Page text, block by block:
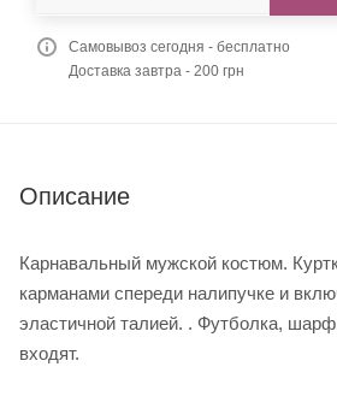
Самовывоз сегодня - бесплатно
Доставка завтра - 200 грн
Описание
Карнавальный мужской костюм.
карманами спереди налипучке и
эластичной талией. . Футболка,
входят.